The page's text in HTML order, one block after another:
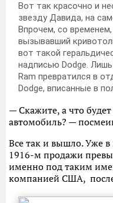
Вот так красочно и
звезду Давида, на
Впрочем, со
вызывавший
вот такой
надписью Dodge.
Ram превратился в
Dodge, вписанные в
— Скажите, а что
автомобиль? —
Все так и вышло. Уже в
1916-м продажи
именно под таким
компанией США,